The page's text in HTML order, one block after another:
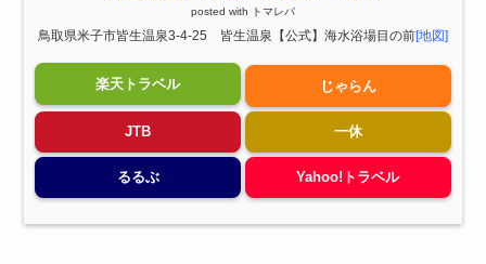
posted with トマレバ
鳥取県米子市皆生温泉3-4-25 皆生温泉【公式】海水浴場目の前[地図]
楽天トラベル じゃらん
JTB 一休
るるぶ Yahoo!トラベル